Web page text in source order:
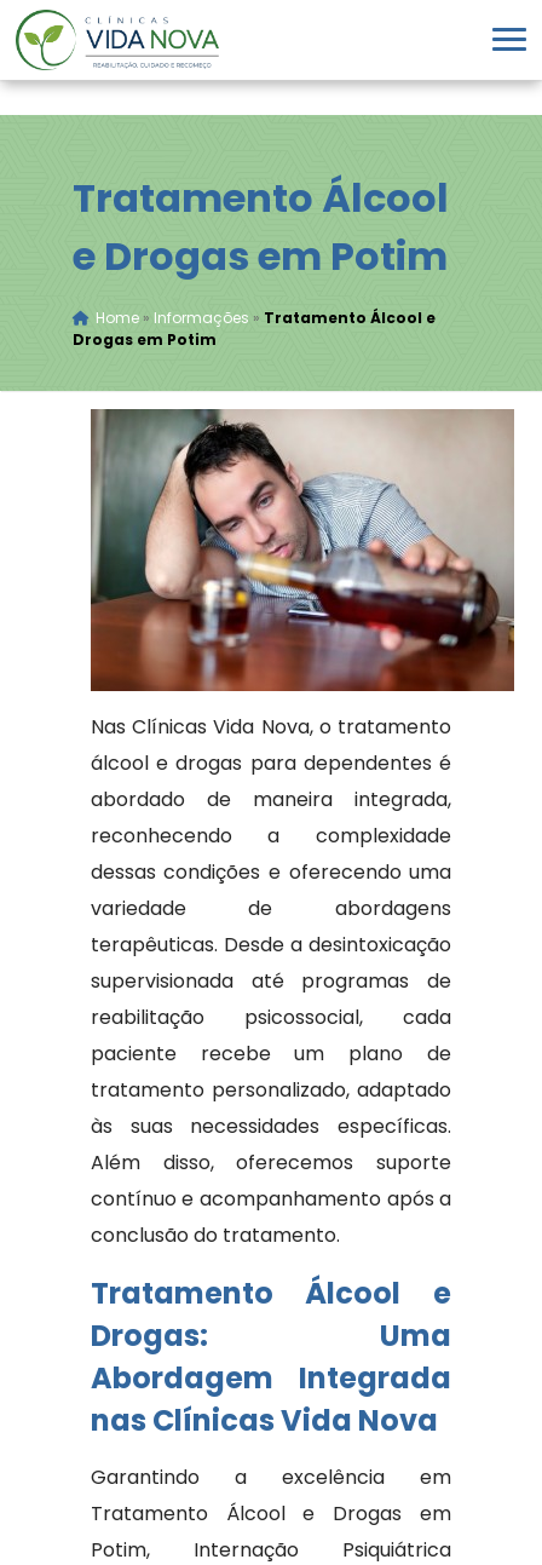
Tratamento Álcool
e Drogas em Potim
Home» Informações » Tratamento Álcool e
Drogas em Potim
Nas Clínicas Vida Nova, o tratamento
álcool e drogas para dependentes é
abordado de maneira integrada,
reconhecendo a complexidade
dessas condições e oferecendo uma
variedade de abordagens
terapêuticas. Desde a desintoxicação
supervisionada até programas de
reabilitação psicossocial, cada
paciente recebe um plano de
tratamento personalizado, adaptado
às suas necessidades específicas.
Além disso, oferecemos suporte
contínuo e acompanhamento após a
conclusão do tratamento.
Tratamento Álcool e
Drogas: Uma
Abordagem Integrada
nas Clínicas Vida Nova
Garantindo a excelência em
Tratamento Álcool e Drogas em
Potim, Internação Psiquiátrica